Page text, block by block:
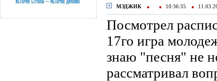
МЭДЖИК 10:36:35
Посмотрел
17го игра
знаю "песня" не
рассматривал